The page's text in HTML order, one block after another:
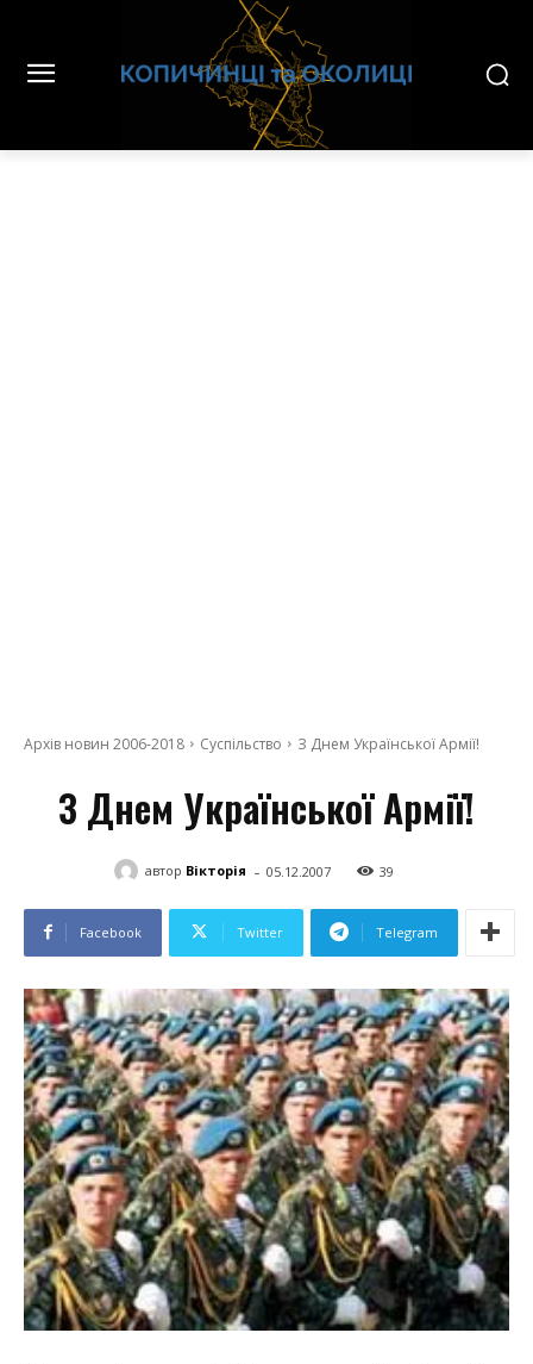
Архів новин 2006-2018 Суспільство З Днем Української Армії!
З Днем Української Армії!
автор Вікторія - 05.12.2007 39
Facebook Twitter Telegram